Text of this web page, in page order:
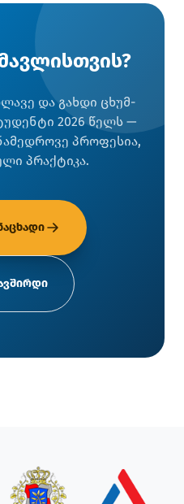
და გახდი ცხუმ-
2026 წელს —
პროფესია,
პრაქტიკა.